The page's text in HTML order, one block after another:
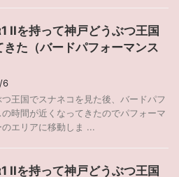
IIを持って神戸どうぶつ王国
きた（バードパフォーマンス
6
王国でスナネコを見た後、バードパフ
の時間が近くなってきたのでパフォーマ
のエリアに移動しま ...
IIを持って神戸どうぶつ王国